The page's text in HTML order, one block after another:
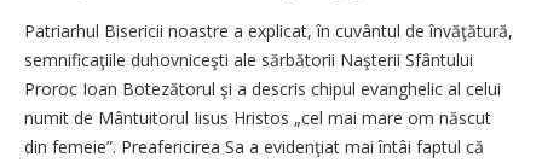
Patriarhul Bisericii noastre a explicat, în cuvântul de învăţătură,
semnificaţiile duhovniceşti ale sărbătorii Naşterii Sfântului
Proroc Ioan Botezătorul şi a descris chipul evanghelic al celui
numit de Mântuitorul Iisus Hristos „cel mai mare om născut
din femeie”. Preafericirea Sa a evidenţiat mai întâi faptul că